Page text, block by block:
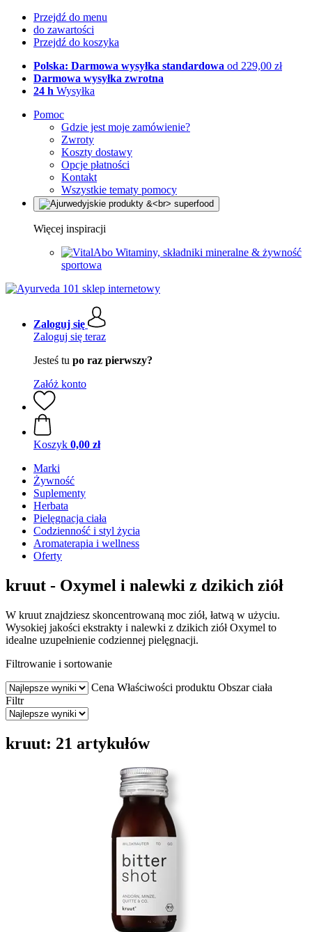
Przejdź do menu
do zawartości
Przejdź do koszyka
Polska: Darmowa wysyłka standardowa od 229,00 zł
Darmowa wysyłka zwrotna
24 h Wysyłka
Pomoc
Gdzie jest moje zamówienie?
Zwroty
Koszty dostawy
Opcje płatności
Kontakt
Wszystkie tematy pomocy
Więcej inspiracji
Witaminy, składniki mineralne & żywność
sportowa
Zaloguj się
Zaloguj się teraz
Jesteś tu po raz pierwszy?
Załóż konto
Koszyk 0,00 zł
Marki
Żywność
Suplementy
Herbata
Pielęgnacja ciała
Codzienność i styl życia
Aromaterapia i wellness
Oferty
kruut - Oxymel i nalewki z dzikich ziół
W kruut znajdziesz skoncentrowaną moc ziół, łatwą w użyciu.
Wysokiej jakości ekstrakty i nalewki z dzikich ziół Oxymel to
idealne uzupełnienie codziennej pielęgnacji.
Filtrowanie i sortowanie
Cena Właściwości produktu Obszar ciała
Filtr
kruut: 21 artykułów